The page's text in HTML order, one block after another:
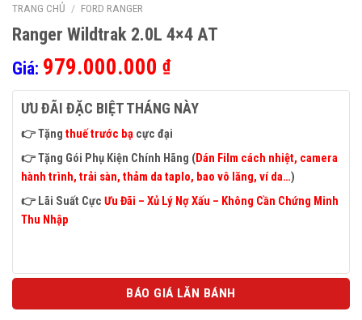
TRANG CHỦ / FORD RANGER
Ranger Wildtrak 2.0L 4×4 AT
Giá: 979.000.000 ₫
ƯU ĐÃI ĐẶC BIỆT THÁNG NÀY
👉 Tặng thuế trước bạ cực đại
👉 Tặng Gói Phụ Kiện Chính Hãng (Dán Film cách nhiệt, camera
hành trình, trải sàn, thảm da taplo, bao vô lăng, ví da…)
👉Lãi Suất Cực Ưu Đãi – Xủ Lý Nợ Xấu – Không Cần Chứng Minh
Thu Nhập
BÁO GIÁ LĂN BÁNH